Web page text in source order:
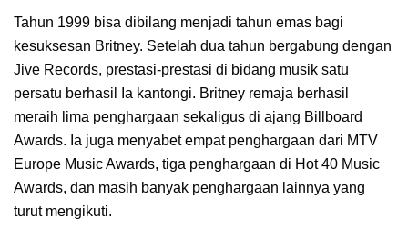
Tahun 1999 bisa dibilang menjadi tahun emas bagi
kesuksesan Britney. Setelah dua tahun bergabung dengan
Jive Records, prestasi-prestasi di bidang musik satu
persatu berhasil Ia kantongi. Britney remaja berhasil
meraih lima penghargaan sekaligus di ajang Billboard
Awards. Ia juga menyabet empat penghargaan dari MTV
Europe Music Awards, tiga penghargaan di Hot 40 Music
Awards, dan masih banyak penghargaan lainnya yang
turut mengikuti.